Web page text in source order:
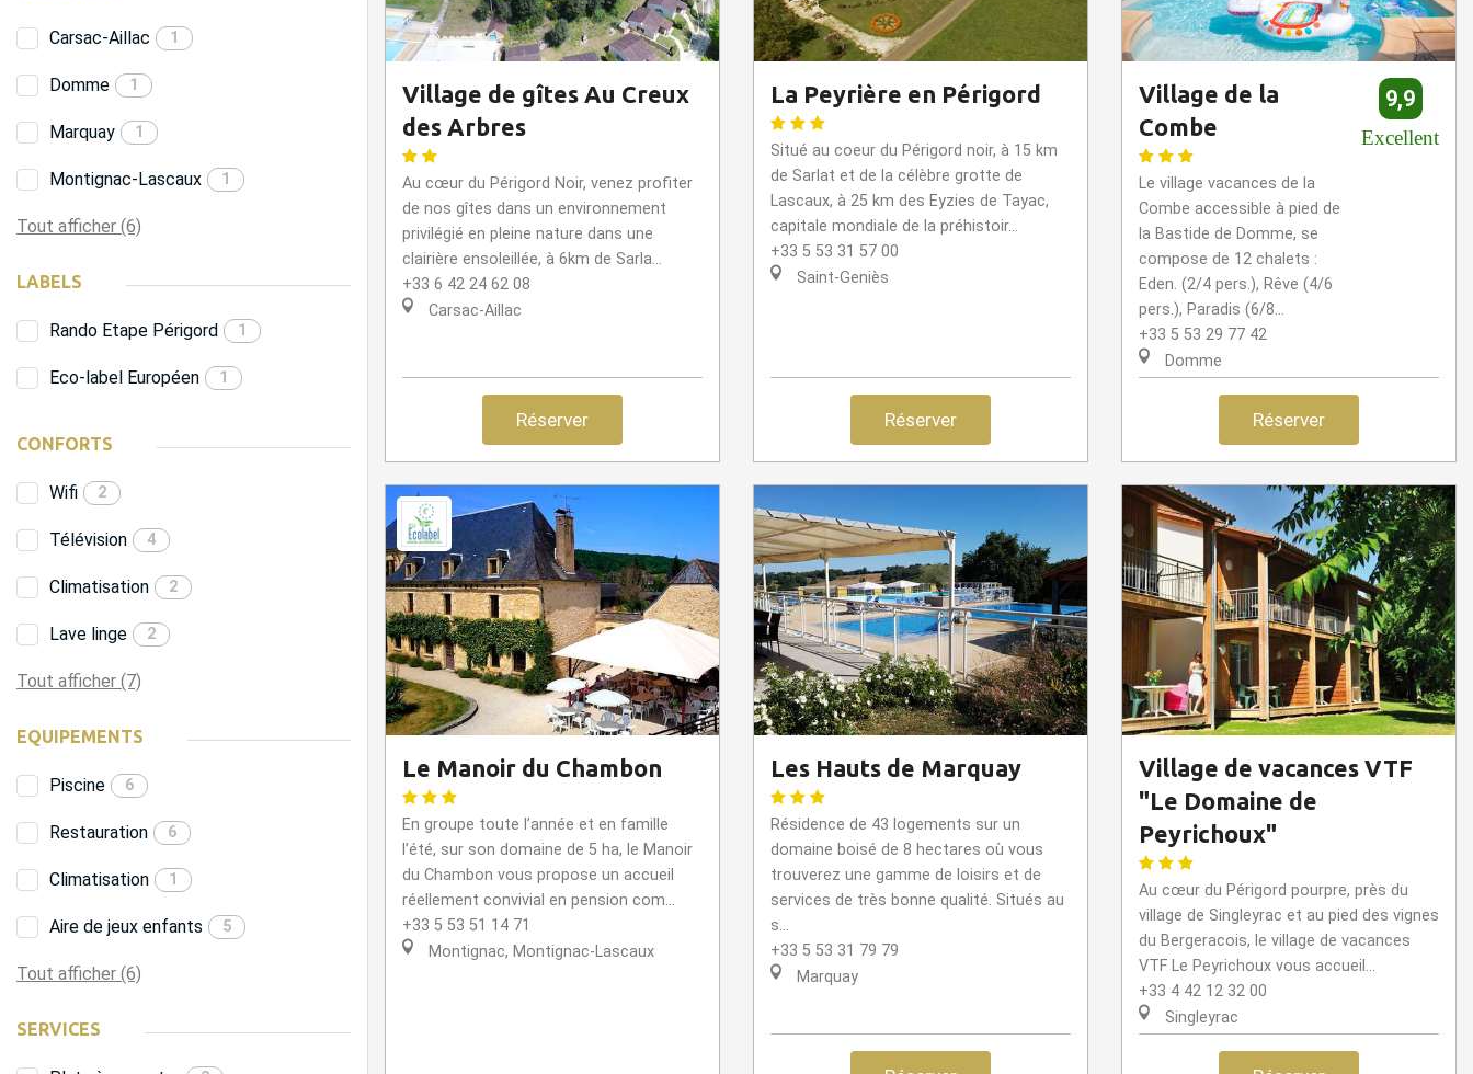
Carsac-Aillac 1
Domme 1
Marquay 1
Montignac-Lascaux 1
Tout afficher (6)
LABELS
Rando Etape Périgord 1
Eco-label Européen 1
CONFORTS
Wifi 2
Télévision 4
Climatisation 2
Lave linge 2
Tout afficher (7)
EQUIPEMENTS
Piscine 6
Restauration 6
Climatisation 1
Aire de jeux enfants 5
Tout afficher (6)
SERVICES
Village de gîtes Au Creux
des Arbres
Au cœur du Périgord Noir, venez profiter
de nos gîtes dans un environnement
privilégié en pleine nature dans une
clairière ensoleillée, à 6km de Sarla...
+33 6 42 24 62 08
Carsac-Aillac
Réserver
La Peyrière en Périgord
Situé au coeur du Périgord noir, à 15 km
de Sarlat et de la célèbre grotte de
Lascaux, à 25 km des Eyzies de Tayac,
capitale mondiale de la préhistoir...
+33 5 53 31 57 00
Saint-Geniès
Réserver
Village de la
Combe
Le village vacances de la
Combe accessible à pied de
la Bastide de Domme, se
compose de 12 chalets :
Eden. (2/4 pers.), Rêve (4/6
pers.), Paradis (6/8...
+33 5 53 29 77 42
Domme
9,9
Excellent
Réserver
Le Manoir du Chambon
En groupe toute l’année et en famille
l’été, sur son domaine de 5 ha, le Manoir
du Chambon vous propose un accueil
réellement convivial en pension com...
+33 5 53 51 14 71
Montignac, Montignac-Lascaux
Les Hauts de Marquay
Résidence de 43 logements sur un
domaine boisé de 8 hectares où vous
trouverez une gamme de loisirs et de
services de très bonne qualité. Situés au
s...
+33 5 53 31 79 79
Marquay
Village de vacances VTF
"Le Domaine de
Peyrichoux"
Au cœur du Périgord pourpre, près du
village de Singleyrac et au pied des vignes
du Bergeracois, le village de vacances
VTF Le Peyrichoux vous accueil...
+33 4 42 12 32 00
Singleyrac